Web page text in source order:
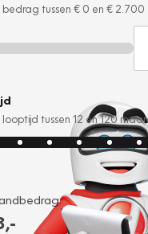
bedrag tussen € 0 en € 2.700
looptijd tussen 12 en120
,-